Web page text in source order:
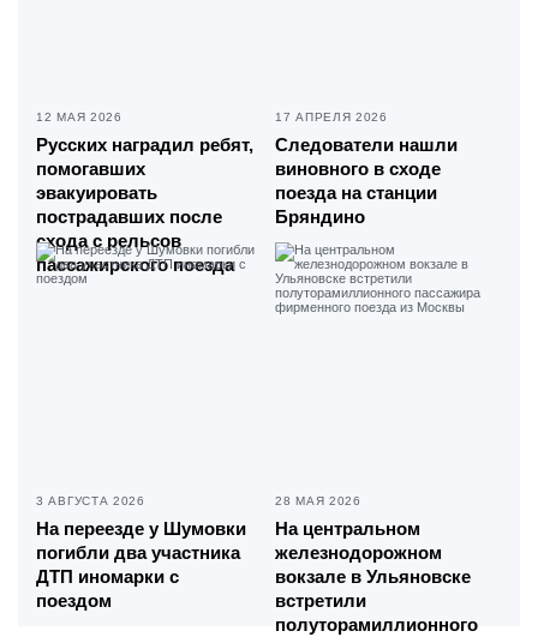
12 МАЯ 2026
Русских наградил ребят,
помогавших
эвакуировать
пострадавших после
схода с рельсов
пассажирского поезда
17 АПРЕЛЯ 2026
Следователи нашли
виновного в сходе
поезда на станции
Бряндино
3 АВГУСТА 2026
На переезде у Шумовки
погибли два участника
ДТП иномарки с
поездом
28 МАЯ 2026
На центральном
железнодорожном
вокзале в Ульяновске
встретили
полуторамиллионного